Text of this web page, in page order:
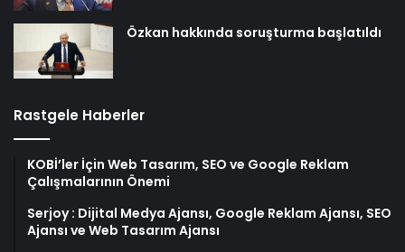
Özkan hakkında soruşturma başlatıldı
Rastgele Haberler
KOBİ’ler İçin Web Tasarım, SEO ve Google Reklam
Çalışmalarının Önemi
Serjoy : Dijital Medya Ajansı, Google Reklam Ajansı, SEO
Ajansı ve Web Tasarım Ajansı